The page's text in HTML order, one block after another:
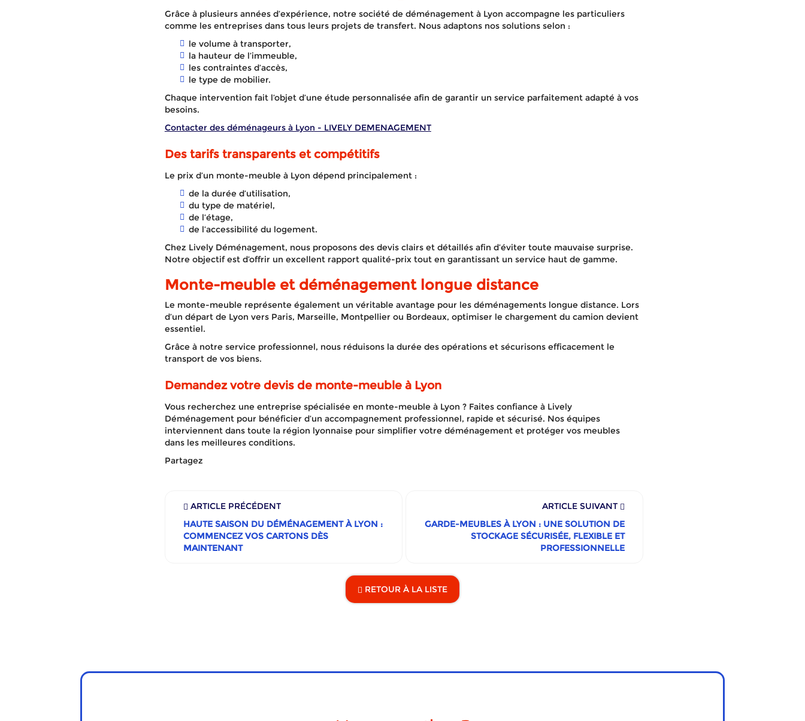
Grâce à plusieurs années d’expérience, notre société de déménagement à Lyon accompagne les particuliers
comme les entreprises dans tous leurs projets de transfert. Nous adaptons nos solutions selon :
le volume à transporter,
la hauteur de l’immeuble,
les contraintes d’accès,
le type de mobilier.
Chaque intervention fait l’objet d’une étude personnalisée afin de garantir un service parfaitement adapté à vos
besoins.
Contacter des déménageurs à Lyon - LIVELY DEMENAGEMENT
Des tarifs transparents et compétitifs
Le prix d’un monte-meuble à Lyon dépend principalement :
de la durée d’utilisation,
du type de matériel,
de l’étage,
de l’accessibilité du logement.
Chez Lively Déménagement, nous proposons des devis clairs et détaillés afin d’éviter toute mauvaise surprise.
Notre objectif est d’offrir un excellent rapport qualité-prix tout en garantissant un service haut de gamme.
Monte-meuble et déménagement longue distance
Le monte-meuble représente également un véritable avantage pour les déménagements longue distance. Lors
d’un départ de Lyon vers Paris, Marseille, Montpellier ou Bordeaux, optimiser le chargement du camion devient
essentiel.
Grâce à notre service professionnel, nous réduisons la durée des opérations et sécurisons efficacement le
transport de vos biens.
Demandez votre devis de monte-meuble à Lyon
Vous recherchez une entreprise spécialisée en monte-meuble à Lyon ? Faites confiance à Lively
Déménagement pour bénéficier d’un accompagnement professionnel, rapide et sécurisé. Nos équipes
interviennent dans toute la région lyonnaise pour simplifier votre déménagement et protéger vos meubles
dans les meilleures conditions.
Partagez
ARTICLE PRÉCÉDENT
HAUTE SAISON DU DÉMÉNAGEMENT À LYON :
COMMENCEZ VOS CARTONS DÈS
MAINTENANT
ARTICLE SUIVANT
GARDE-MEUBLES À LYON : UNE SOLUTION DE
STOCKAGE SÉCURISÉE, FLEXIBLE ET
PROFESSIONNELLE
RETOUR À LA LISTE